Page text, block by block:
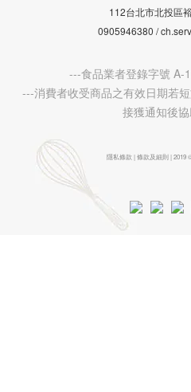
112台北市北投區
0905946380 /
---食品業者登錄字號 A-
---消費者收受商品之有效日期若
接獲通知後協
隱私條款 | 條款及細則 | 2019